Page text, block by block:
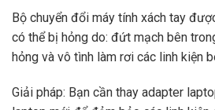
Bộ chuyển đổi máy tính xách tay
có thể bị hỏng do: đứt mạch bên
hỏng và vô tình làm rơi các linh kiện
Giải pháp: Bạn cần thay adapter